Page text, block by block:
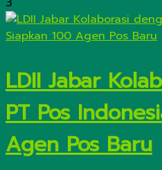
LDII Jabar
PT Pos
Agen Pos Baru